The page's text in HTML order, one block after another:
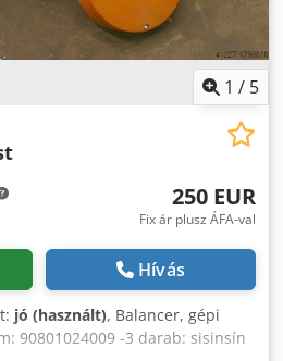
1 / 5
250 EUR
Fix ár plusz ÁFA-val
Hívás
jó (használt), Balancer, gépi
90801024009 -3 darab: sisinsín